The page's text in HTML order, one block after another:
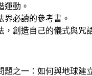
運動。
必讀的參考書。
創造自己的儀式與咒
之一：如何與地球建